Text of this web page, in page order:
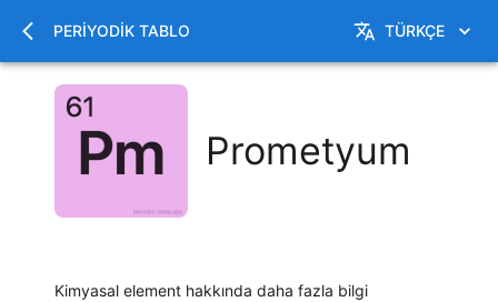
PERIYODIK TABLO TÜRKÇE
Prometyum
Kimyasal element hakkında daha fazla bilgi